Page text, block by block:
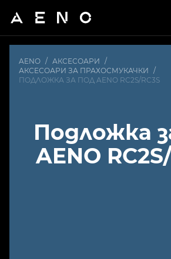
AENO / АКСЕСОАРИ /
АКСЕСОАРИ ЗА ПРАХОСМУКАЧКИ /
ПОДЛОЖКА ЗА ПОД AENO RC2S/RC3S
Подложка
AENO